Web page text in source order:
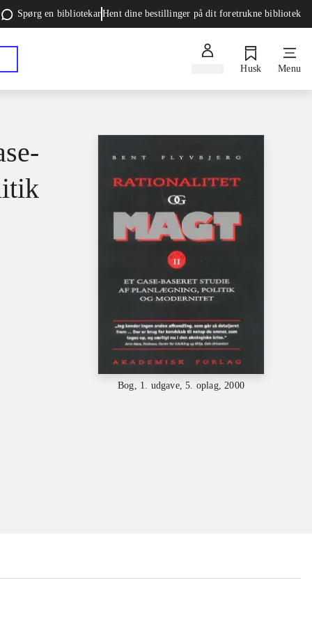
Spørg en bibliotekarHent dine bestillinger på dit foretrukne bibliotek
Husk Menu
Bog, 1. udgave, 5. oplag, 2000